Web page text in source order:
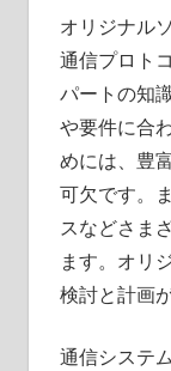
オリジナル
通信プロト
パートの知
や要件に合
めには、豊
可欠です。
スなどさま
ます。オリ
検討と計画
通信システ